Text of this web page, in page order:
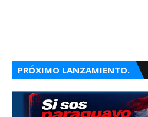
PRÓXIMO LANZAMIENTO.